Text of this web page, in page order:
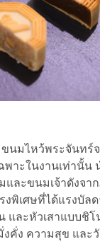
ขนมไหว้พระจันทร์
าะในงานเท่านั้น
และขนมเจ้าดังจา
พิเศษที่ได้แรงบัลด
และหัวเสาแบบชิโ
งคั่ง ความสุข และ